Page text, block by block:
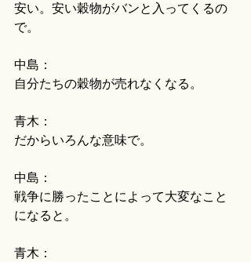
安い。安い穀物がバンと入ってくるの
で。
中島：
自分たちの穀物が売れなくなる。
青木：
だからいろんな意味で。
中島：
戦争に勝ったことによって大変なこと
になると。
青木：